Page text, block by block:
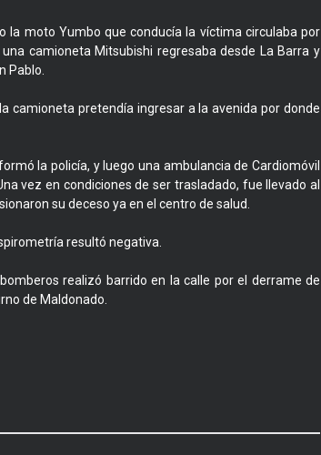
la moto Yumbo que conducía la víctima circulaba por
camioneta Mitsubishi regresaba desde La Barra y
Pablo.
camioneta pretendía ingresar a la avenida por donde
la policía, y luego una ambulancia de Cardiomóvil
vez en condiciones de ser trasladado, fue llevado al
su deceso ya en el centro de salud.
resultó negativa.
realizó barrido en la calle por el derrame de
de Maldonado.